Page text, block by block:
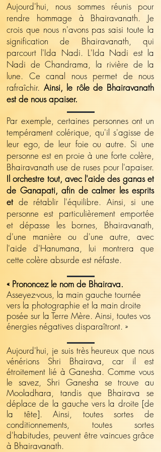
Aujourd'hui, nous sommes réunis pour
rendre hommage à Bhairavanath. Je
crois que nous n'avons pas saisi toute la
signification de Bhairavanath, qui
parcourt l'Ida Nadi. L'Ida Nadi est la
Nadi de Chandrama, la rivière de la
lune. Ce canal nous permet de nous
rafraîchir. Ainsi, le rôle de Bhairavanath
est de nous apaiser.
Par exemple, certaines personnes ont un
tempérament colérique, qu'il s'agisse de
leur ego, de leur foie ou autre. Si une
personne est en proie à une forte colère,
Bhairavanath use de ruses pour l'apaiser.
Il orchestre tout, avec l'aide des ganas et
de Ganapati, afin de calmer les esprits
etde rétablir l'équilibre. Ainsi, si une
personne est particulièrement emportée
et dépasse les bornes, Bhairavanath,
d'une manière ou d'une autre, avec
l'aide d'Hanumana, lui montrera que
cette colère absurde est néfaste.
« Prononcez le nom de Bhairava.
Asseyez-vous, la main gauche tournée
vers la photographie et la main droite
posée sur la Terre Mère. Ainsi, toutes vos
énergies négatives disparaîtront. »
Aujourd'hui, je suis très heureux que nous
vénérions Shri Bhairava, car il est
étroitement lié à Ganesha. Comme vous
le savez, Shri Ganesha se trouve au
Mooladhara, tandis que Bhairava se
déplace de la gauche vers la droite [de
la tête]. Ainsi, toutes sortes de
conditionnements, toutes sortes
d'habitudes, peuvent être vaincues grâce
à Bhairavanath.